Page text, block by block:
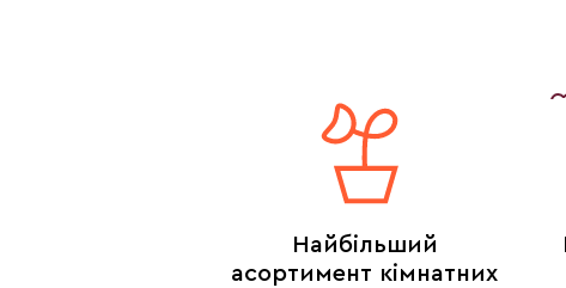
Найбільший
асортимент кімнатних